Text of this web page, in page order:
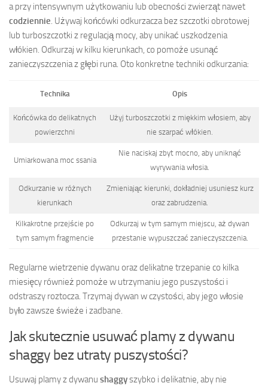
a przy intensywnym użytkowaniu lub obecności zwierząt nawet
codziennie . Używaj końcówki odkurzacza bez szczotki obrotowej
lub turboszczotki z regulacją mocy, aby unikać uszkodzenia
włókien. Odkurzaj w kilku kierunkach, co pomoże usunąć
zanieczyszczenia z głębi runa. Oto konkretne techniki odkurzania:
Technika Opis
Końcówka do delikatnych
powierzchni
Użyj turboszczotki z miękkim włosiem, aby
nie szarpać włókien.
Umiarkowana moc ssania
Nie naciskaj zbyt mocno, aby uniknąć
wyrywania włosia.
Odkurzanie w różnych
kierunkach
Zmieniając kierunki, dokładniej usuniesz kurz
oraz zabrudzenia.
Kilkakrotne przejście po
tym samym fragmencie
Odkurzaj w tym samym miejscu, aż dywan
przestanie wypuszczać zanieczyszczenia.
Regularne wietrzenie dywanu oraz delikatne trzepanie co kilka
miesięcy również pomoże w utrzymaniu jego puszystości i
odstraszy roztocza. Trzymaj dywan w czystości, aby jego włosie
było zawsze świeże i zadbane.
Jak skutecznie usuwać plamy z dywanu
shaggy bez utraty puszystości?
Usuwaj plamy z dywanu shaggyszybko i delikatnie, aby nie